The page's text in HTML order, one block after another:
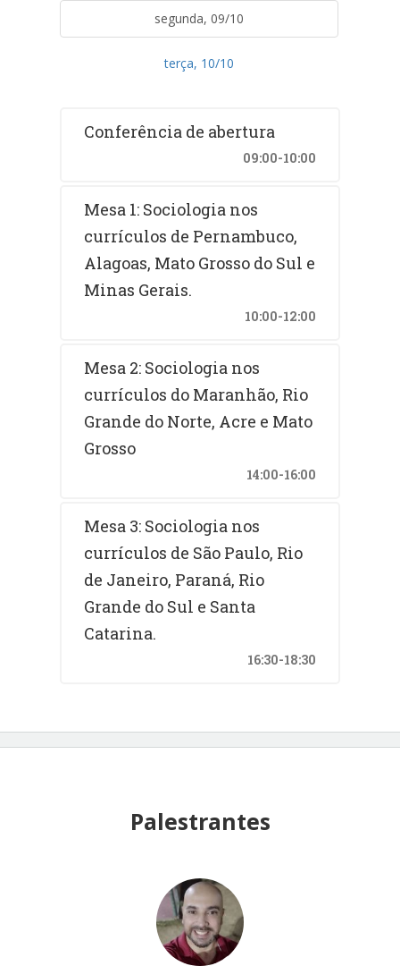
segunda, 09/10
terça, 10/10
Conferência de abertura
09:00-10:00
Mesa 1: Sociologia nos
currículos de Pernambuco,
Alagoas, Mato Grosso do Sul e
Minas Gerais.
10:00-12:00
Mesa 2: Sociologia nos
currículos do Maranhão, Rio
Grande do Norte, Acre e Mato
Grosso
14:00-16:00
Mesa 3: Sociologia nos
currículos de São Paulo, Rio
de Janeiro, Paraná, Rio
Grande do Sul e Santa
Catarina.
16:30-18:30
Palestrantes